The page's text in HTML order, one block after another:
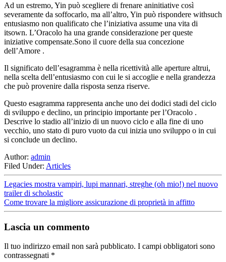
Ad un estremo, Yin può scegliere di frenare aninitiative così
severamente da soffocarlo, ma all’altro, Yin può rispondere withsuch
entusiasmo non qualificato che l’iniziativa assume una vita di
itsown. L’Oracolo ha una grande considerazione per queste
iniziative compensate.Sono il cuore della sua concezione
dell’Amore .
Il significato dell’esagramma è nella ricettività alle aperture altrui,
nella scelta dell’entusiasmo con cui le si accoglie e nella grandezza
che può provenire dalla risposta senza riserve.
Questo esagramma rappresenta anche uno dei dodici stadi del ciclo
di sviluppo e declino, un principio importante per l’Oracolo .
Descrive lo stadio all’inizio di un nuovo ciclo e alla fine di uno
vecchio, uno stato di puro vuoto da cui inizia uno sviluppo o in cui
si conclude un declino.
Author: admin
Filed Under: Articles
Legacies mostra vampiri, lupi mannari, streghe (oh mio!) nel nuovo
trailer di scholastic
Come trovare la migliore assicurazione di proprietà in affitto
Lascia un commento
Il tuo indirizzo email non sarà pubblicato. I campi obbligatori sono
contrassegnati *